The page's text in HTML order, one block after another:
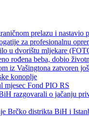
prelazu i nastavio
za profesionalnu
u dvorištu mljekare
rođena beba, dobio
iz Vašingtona zatvoren
konoplje
mjesec Fond PIO RS
razgovarali o jačanju
Brčko distrikta BiH i